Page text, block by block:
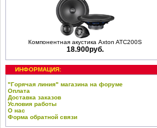
Компонентная акустика Axton ATC200S
18.900руб.
ИНФОРМАЦИЯ:
"Горячая линия" магазина на форуме
Оплата
Доставка заказов
Условия работы
О нас
Форма обратной связи